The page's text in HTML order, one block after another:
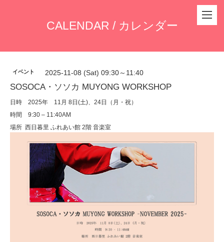
CALENDAR / カレンダー
イベント 2025-11-08 (Sat) 09:30～11:40
SOSOCA・ソソカ MUYONG WORKSHOP
日時 2025年 11月 8日(土)、24日（月・祝）
時間 9:30 – 11:40AM
場所 西日暮里 ふれあい館 2階 音楽室